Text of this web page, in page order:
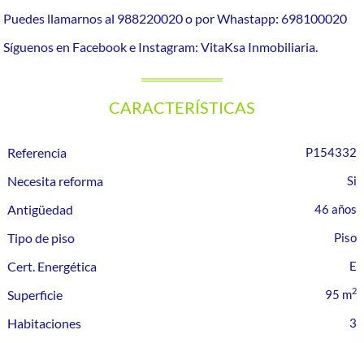
Puedes llamarnos al 988220020 o por Whastapp: 698100020
Síguenos en Facebook e Instagram: VitaKsa Inmobiliaria.
CARACTERÍSTICAS
Referencia P154332
Necesita reforma
Antigüedad
46 años
Tipo de piso Piso
Cert. Energética E
Superficie 95 m2
Habitaciones 3